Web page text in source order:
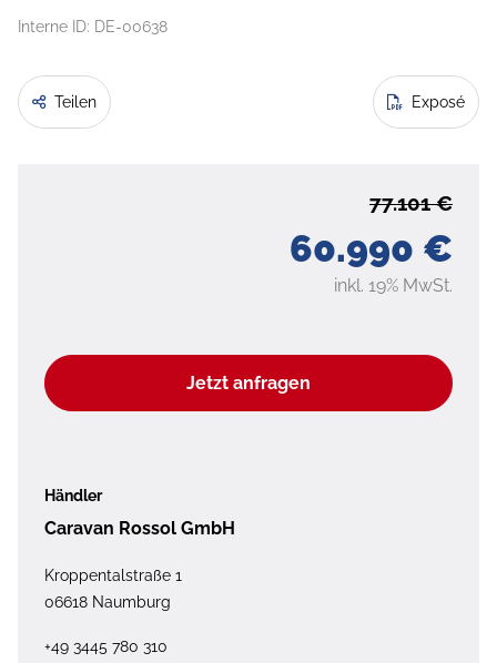
Interne ID: DE-00638
Teilen Exposé
60.990 €
77.101 €
inkl. 19% MwSt.
Jetzt anfragen
Händler
Caravan Rossol GmbH
Kroppentalstraße 1
06618 Naumburg
+49 3445 780 310